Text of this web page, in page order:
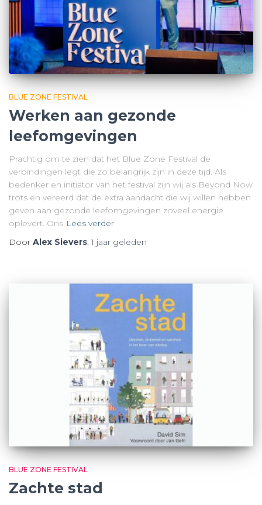
BLUE ZONE FESTIVAL
Werken aan gezonde
leefomgevingen
Prachtig om te zien dat het Blue Zone Festival de
verbindingen legt die zo belangrijk zijn in deze tijd. Als
bedenker en initiator van het festival zijn wij als Beyond Now
trots en vereerd dat de extra aandacht die wij willen hebben
geven aan gezonde leefomgevingen zoveel energie
oplevert. Ons Lees verder
Door Alex Sievers,1 jaar geleden
BLUE ZONE FESTIVAL
Zachte stad